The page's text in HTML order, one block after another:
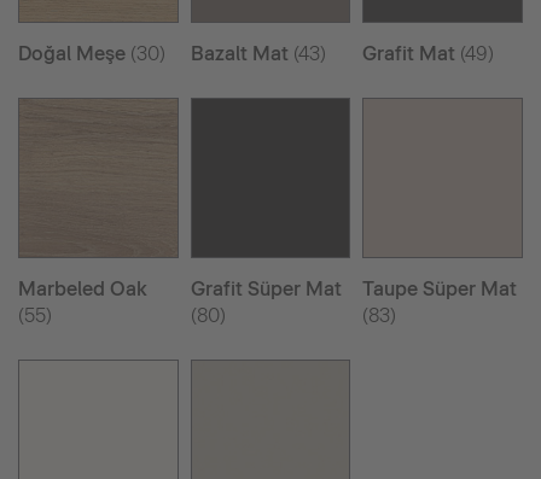
Doğal Meşe (30) Bazalt Mat (43) Grafit Mat (49)
Marbeled Oak
(55)
Grafit Süper Mat
(80)
Taupe Süper Mat
(83)